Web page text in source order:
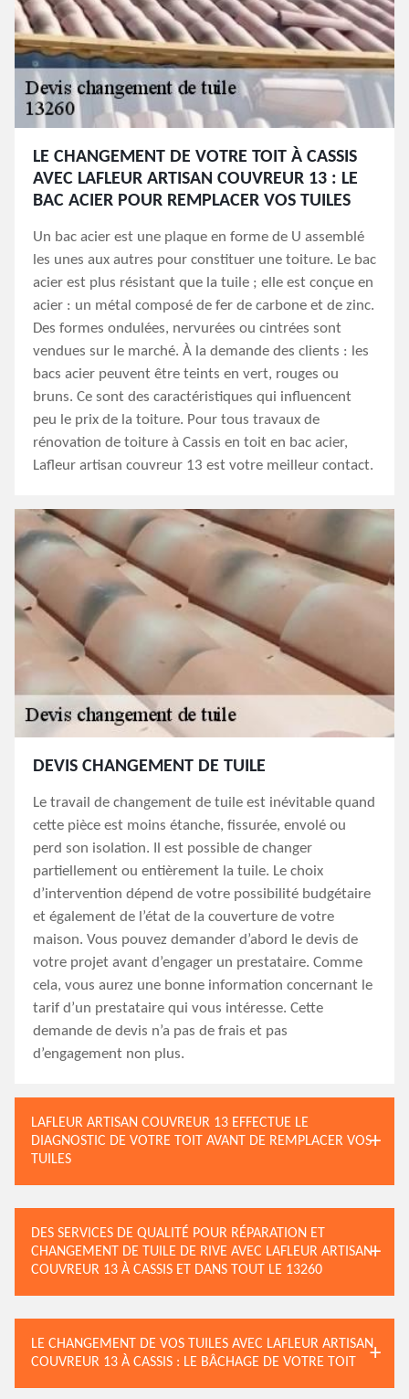
LE CHANGEMENT DE VOTRE TOIT À CASSIS
AVEC LAFLEUR ARTISAN COUVREUR 13 : LE
BAC ACIER POUR REMPLACER VOS TUILES
Un bac acier est une plaque en forme de U assemblé
les unes aux autres pour constituer une toiture. Le bac
acier est plus résistant que la tuile ; elle est conçue en
acier : un métal composé de fer de carbone et de zinc.
Des formes ondulées, nervurées ou cintrées sont
vendues sur le marché. À la demande des clients : les
bacs acier peuvent être teints en vert, rouges ou
bruns. Ce sont des caractéristiques qui influencent
peu le prix de la toiture. Pour tous travaux de
rénovation de toiture à Cassis en toit en bac acier,
Lafleur artisan couvreur 13 est votre meilleur contact.
DEVIS CHANGEMENT DE TUILE
Le travail de changement de tuile est inévitable quand
cette pièce est moins étanche, fissurée, envolé ou
perd son isolation. Il est possible de changer
partiellement ou entièrement la tuile. Le choix
d’intervention dépend de votre possibilité budgétaire
et également de l’état de la couverture de votre
maison. Vous pouvez demander d’abord le devis de
votre projet avant d’engager un prestataire. Comme
cela, vous aurez une bonne information concernant le
tarif d’un prestataire qui vous intéresse. Cette
demande de devis n’a pas de frais et pas
d’engagement non plus.
LAFLEUR ARTISAN COUVREUR 13 EFFECTUE LE
DIAGNOSTIC DE VOTRE TOIT AVANT DE REMPLACER VOS
TUILES
DES SERVICES DE QUALITÉ POUR RÉPARATION ET
CHANGEMENT DE TUILE DE RIVE AVEC LAFLEUR ARTISAN
COUVREUR 13 À CASSIS ET DANS TOUT LE 13260
LE CHANGEMENT DE VOS TUILES AVEC LAFLEUR ARTISAN
COUVREUR 13 À CASSIS : LE BÂCHAGE DE VOTRE TOIT